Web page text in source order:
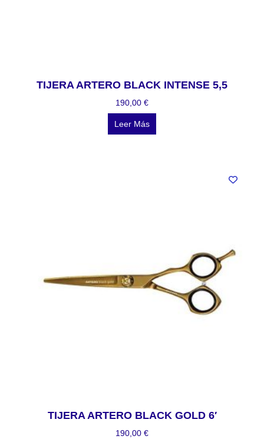
TIJERA ARTERO BLACK INTENSE 5,5
190,00 €
Leer Más
TIJERA ARTERO BLACK GOLD 6′
190,00 €